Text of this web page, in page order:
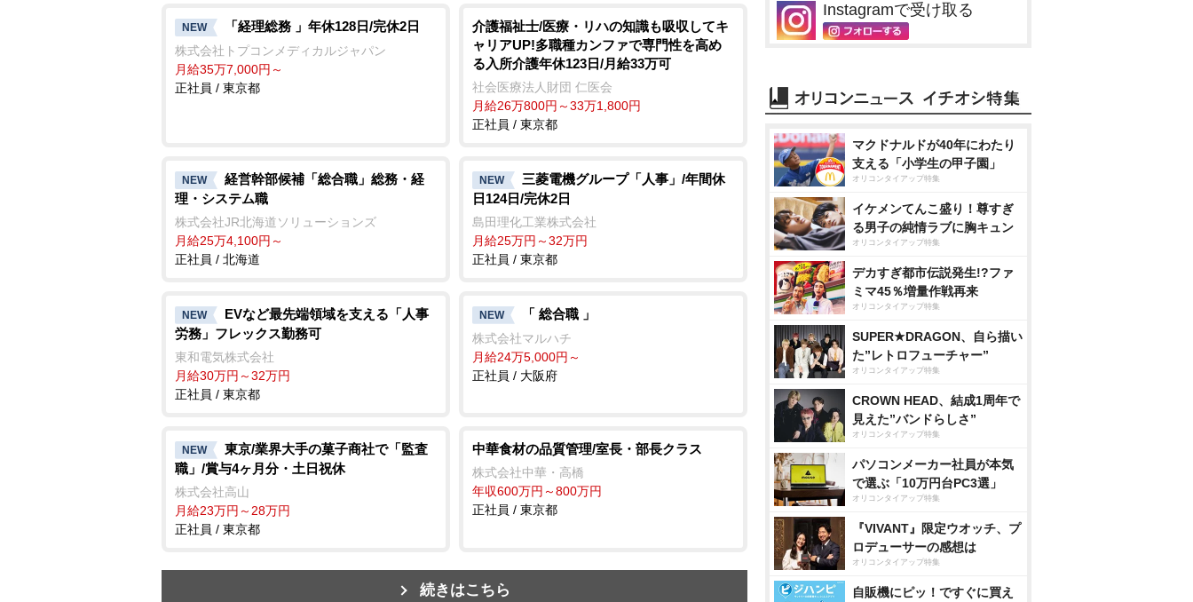
NEW 「経理総務 」年休128日/完休2日
株式会社トプコンメディカルジャパン
月給35万7,000円～
正社員 / 東京都
介護福祉士/医療・リハの知識も吸収してキ
ャリアUP!多職種カンファで専門性を高め
る入所介護年休123日/月給33万可
社会医療法人財団 仁医会
月給26万800円～33万1,800円
正社員 / 東京都
NEW
経営幹部候補「総合職」総務・経
理・システム職
株式会社JR北海道ソリューションズ
月給25万4,100円～
正社員 / 北海道
NEW
三菱電機グループ「人事」/年間休
日124日/完休2日
島田理化工業株式会社
月給25万円～32万円
正社員 / 東京都
NEW
EVなど最先端領域を支える「人事
労務」フレックス勤務可
東和電気株式会社
月給30万円～32万円
正社員 / 東京都
NEW 「 総合職 」
株式会社マルハチ
月給24万5,000円～
正社員 / 大阪府
NEW
東京/業界大手の菓子商社で「監査
職」/賞与4ヶ月分・土日祝休
株式会社高山
月給23万円～28万円
正社員 / 東京都
中華食材の品質管理/室長・部長クラス
株式会社中華・高橋
年収600万円～800万円
正社員 / 東京都
続きはこちら
Instagramで受け取る
マクドナルドが40年にわたり
支える「小学生の甲子園」
オリコンタイアップ特集
イケメンてんこ盛り！尊すぎ
る男子の純情ラブに胸キュン
オリコンタイアップ特集
デカすぎ都市伝説発生!?ファ
ミマ45％増量作戦再来
オリコンタイアップ特集
SUPER★DRAGON、自ら描い
た”レトロフューチャー”
オリコンタイアップ特集
CROWN HEAD、結成1周年で
見えた”バンドらしさ”
オリコンタイアップ特集
パソコンメーカー社員が本気
で選ぶ「10万円台PC3選」
オリコンタイアップ特集
『VIVANT』限定ウオッチ、プ
ロデューサーの感想は
オリコンタイアップ特集
自販機にピッ！ですぐに買え